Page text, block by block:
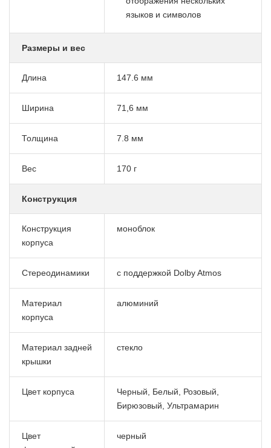
языков и символов
Размеры и вес
Длина 147.6 мм
Ширина 71,6 мм
Толщина 7.8 мм
Вес 170 г
Конструкция
Конструкция
корпуса
моноблок
Стереодинамики с поддержкой Dolby Atmos
Материал
корпуса
алюминий
Материал задней
крышки
стекло
Цвет корпуса
Черный, Белый, Розовый,
Бирюзовый, Ультрамарин
Цвет
черный